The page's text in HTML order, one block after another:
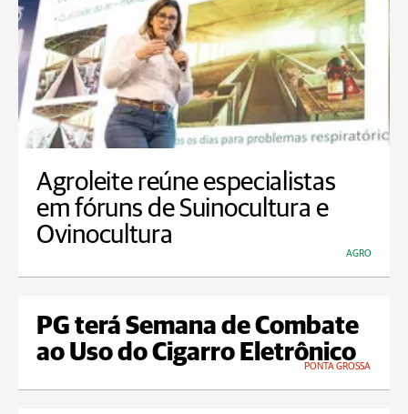
Agroleite reúne especialistas
em fóruns de Suinocultura e
Ovinocultura
AGRO
PG terá Semana de Combate
ao Uso do Cigarro Eletrônico
PONTA GROSSA